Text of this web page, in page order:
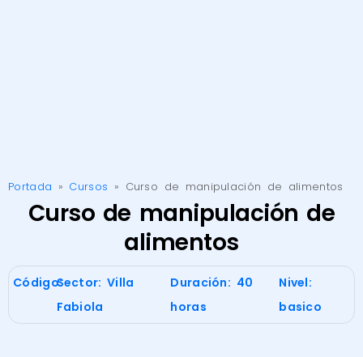
Portada » Cursos » Curso de manipulación de alimentos
Curso de manipulación de
alimentos
Código:Sector: Villa
Fabiola
Duración: 40
horas
Nivel:
basico